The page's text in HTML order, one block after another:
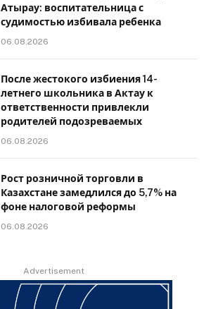
Атырау: воспитательница с
судимостью избивала ребенка
06.08.2026
После жестокого избиения 14-
летнего школьника в Актау к
ответственности привлекли
родителей подозреваемых
06.08.2026
Рост розничной торговли в
Казахстане замедлился до 5,7% на
фоне налоговой реформы
06.08.2026
Advertisement